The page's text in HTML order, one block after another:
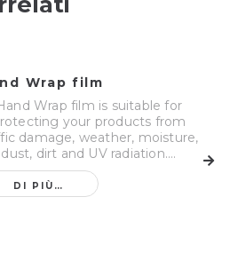
Wrap film
Wrap film is suitable for
your products from
damage, weather, moisture,
dust, dirt and UV radiation....
DI PIÙ…